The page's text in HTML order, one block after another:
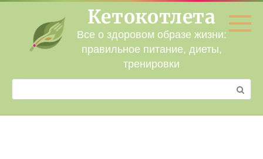
Перейти
контенту
Кетокотлета
Все о здоровом образе жизни:
правильное питание, диеты,
тренировки
Поиск: